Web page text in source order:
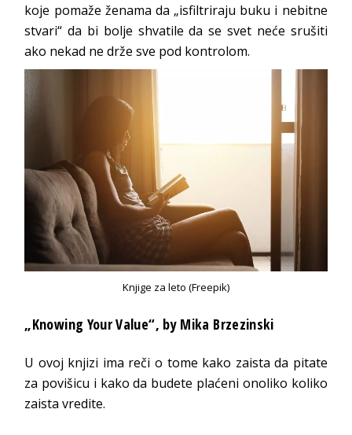
koje pomaže ženama da „isfiltriraju buku i nebitne
stvari“ da bi bolje shvatile da se svet neće srušiti
ako nekad ne drže sve pod kontrolom.
Knjige za leto (Freepik)
„Knowing Your Value“, by Mika Brzezinski
U ovoj knjizi ima reči o tome kako zaista da pitate
za povišicu i kako da budete plaćeni onoliko koliko
zaista vredite.